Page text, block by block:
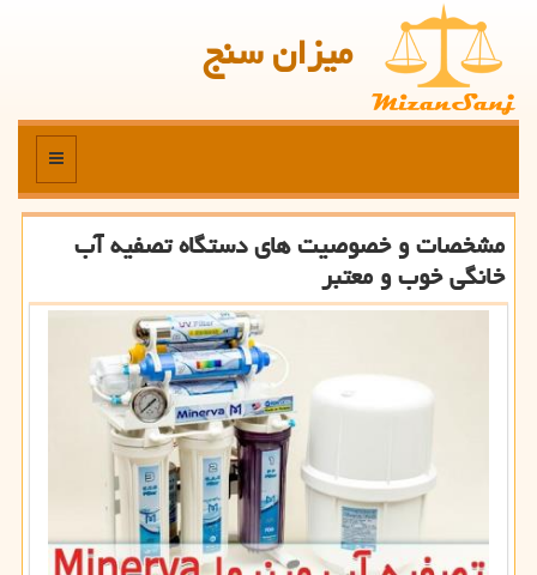
میزان سنج
منو
مشخصات و خصوصیت های دستگاه تصفیه آب
خانگی خوب و معتبر